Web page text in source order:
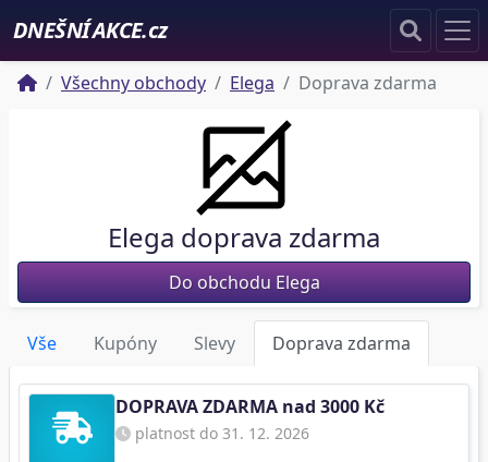
DNEŠNÍ AKCE.cz
Všechny obchody Elega Doprava zdarma
Elega doprava zdarma
Do obchodu Elega
Vše Kupóny Slevy Doprava zdarma
DOPRAVA ZDARMA nad 3000 Kč
platnost do 31. 12. 2026